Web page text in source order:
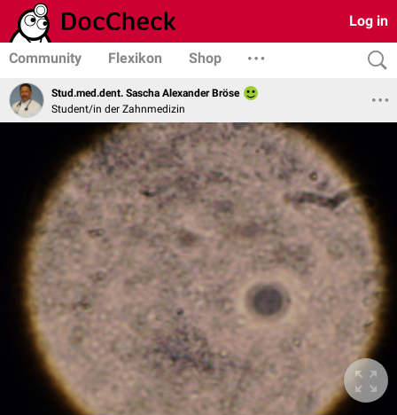
Log in
Community Flexikon Shop
Stud.med.dent. Sascha Alexander Bröse
Student/in der Zahnmedizin